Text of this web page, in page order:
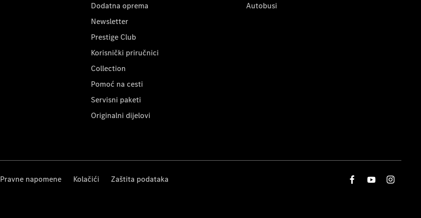
Dodatna oprema
Newsletter
Prestige Club
Korisnički priručnici
Collection
Pomoć na cesti
Servisni paketi
Originalni dijelovi
Autobusi
Pravne napomene Kolačići Zaštita podataka